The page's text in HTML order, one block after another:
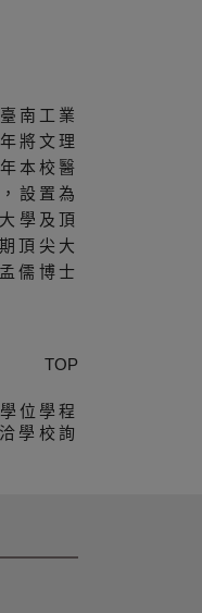
南工業
將文理
本校醫
設置為
學及頂
頂尖大
儒博士
TOP
位學程
學校詢